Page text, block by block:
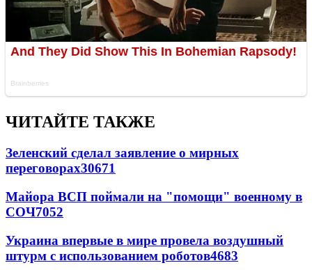
ЧИТАЙТЕ ТАКЖЕ
Зеленский сделал заявление о мирных
переговорах30671
Майора ВСП поймали на "помощи" военному в
СОЧ7052
Украина впервые в мире провела воздушный
штурм с использованием роботов4683